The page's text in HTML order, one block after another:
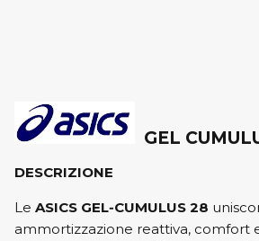
GEL
DESCRIZIONE
Le ASICS GEL‑CUMULUS 28
ammortizzazione reattiva, comfort